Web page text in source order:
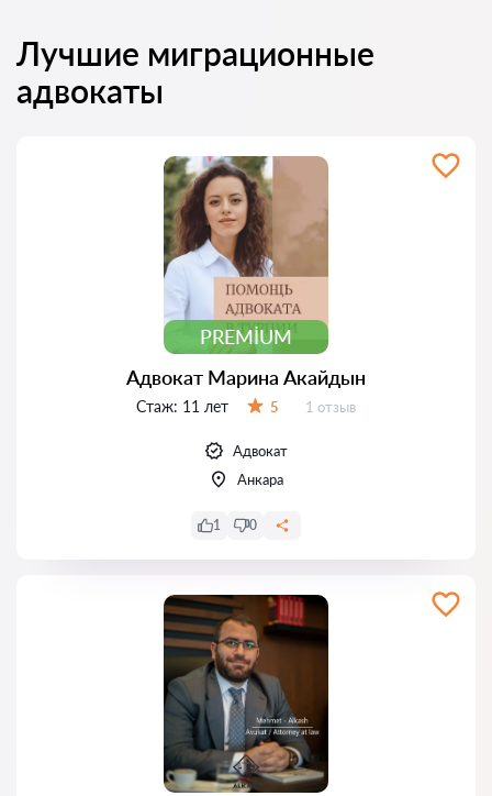
Лучшие миграционные
адвокаты
PREMIUM
Адвокат Марина Акайдын
Стаж: 11 лет 5 Отзывов:
1 отзыв
Адвокат
Анкара
1 0